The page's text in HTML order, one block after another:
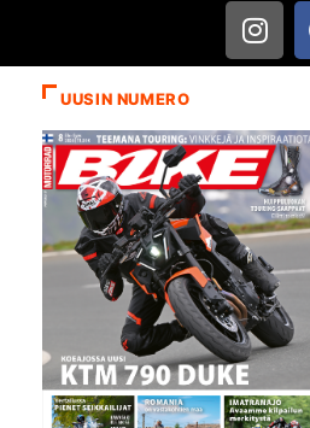
UUSIN NUMERO